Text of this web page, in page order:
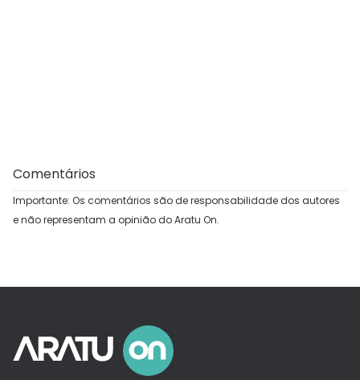
Comentários
Importante: Os comentários são de responsabilidade dos autores
e não representam a opinião do Aratu On.